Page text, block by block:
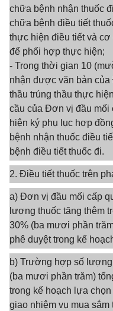
chữa bệnh nhận thuốc
chữa bệnh điều tiết
thực hiện điều tiết và
để phối hợp thực hiện;
- Trong thời gian 10
nhận được văn bản
thầu trúng thầu thực
cầu của Đơn vị đầu mối
hiện ký phụ lục hợp
bệnh nhận thuốc điều
bệnh điều tiết thuốc đi.
2. Điều tiết thuốc trên
a) Đơn vị đầu mối cấp
lượng thuốc tăng thêm
30% (ba mươi phần
phê duyệt trong kế
b) Trường hợp số
(ba mươi phần trăm)
trong kế hoạch lựa
giao nhiệm vụ mua